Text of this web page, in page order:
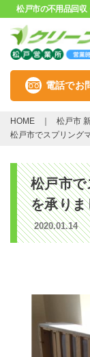
松戸市の不用品回収
電話でお
HOME
松戸市
松戸市でスプリング
松戸市
を承りま
2020.01.14